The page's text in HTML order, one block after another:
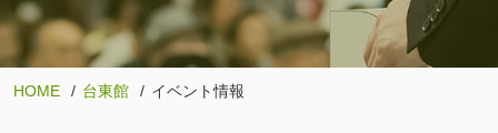
HOME 台東館 イベント情報